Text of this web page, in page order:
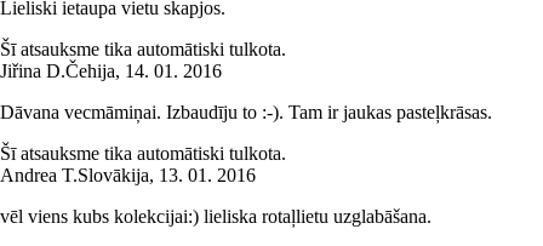
Lieliski ietaupa vietu skapjos.
Šī atsauksme tika automātiski tulkota.
Jiřina D.Čehija, 14. 01. 2016
Dāvana vecmāmiņai. Izbaudīju to :-). Tam ir jaukas pasteļkrāsas.
Šī atsauksme tika automātiski tulkota.
Andrea T.Slovākija, 13. 01. 2016
vēl viens kubs kolekcijai:) lieliska rotaļlietu uzglabāšana.